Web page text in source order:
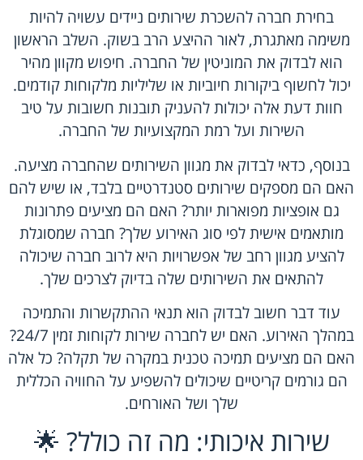
בחירת חברה להשכרת שירותים ניידים עשויה להיות
משימה מאתגרת, לאור ההיצע הרב בשוק. השלב הראשון
הוא לבדוק את המוניטין של החברה. חיפוש מקוון מהיר
יכול לחשוף ביקורות חיוביות או שליליות מלקוחות קודמים.
חוות דעת אלה יכולות להעניק תובנות חשובות על טיב
השירות ועל רמת המקצועיות של החברה.
בנוסף, כדאי לבדוק את מגוון השירותים שהחברה מציעה.
האם הם מספקים שירותים סטנדרטיים בלבד, או שיש להם
גם אופציות מפוארות יותר? האם הם מציעים פתרונות
מותאמים אישית לפי סוג האירוע שלך? חברה שמסוגלת
להציע מגוון רחב של אפשרויות היא לרוב חברה שיכולה
להתאים את השירותים שלה בדיוק לצרכים שלך.
עוד דבר חשוב לבדוק הוא תנאי ההתקשרות והתמיכה
במהלך האירוע. האם יש לחברה שירות לקוחות זמין 24/7?
האם הם מציעים תמיכה טכנית במקרה של תקלה? כל אלה
הם גורמים קריטיים שיכולים להשפיע על החוויה הכללית
שלך ושל האורחים.
שירות איכותי: מה זה כולל? 🌟